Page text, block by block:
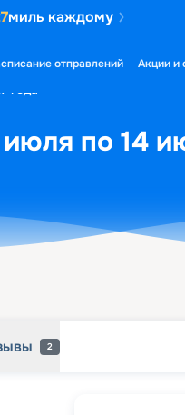
миль каждому
отправлений Акции и
года
по 14
2